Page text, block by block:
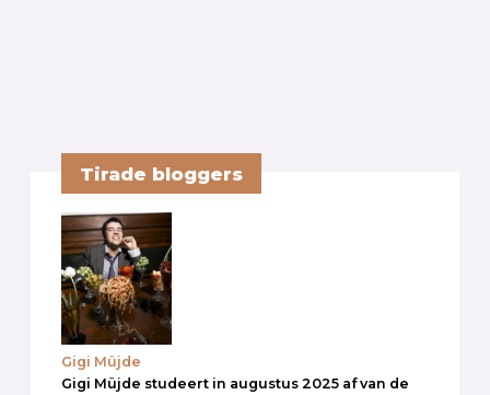
Tirade bloggers
Gigi Müjde
Gigi Müjde studeert in augustus 2025 af van de